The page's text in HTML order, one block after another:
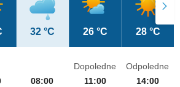
32 °C 26 °C 28 °C
08:00
Dopoledne
11:00
Odpoledne
14:00